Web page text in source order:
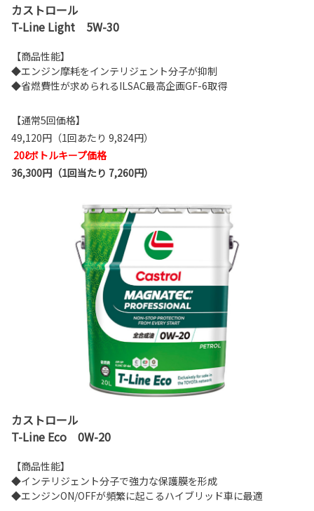
カストロール
T-Line Light 5W-30
【商品性能】
◆エンジン摩耗をインテリジェント分子が抑制
◆省燃費性が求められるILSAC最高企画GF-6取得
【通常5回価格】
49,120円（1回あたり 9,824円）
20ℓボトルキープ価格
36,300円（1回当たり 7,260円）
カストロール
T-Line Eco 0W-20
【商品性能】
◆インテリジェント分子で強力な保護膜を形成
◆エンジンON/OFFが頻繁に起こるハイブリッド車に最適